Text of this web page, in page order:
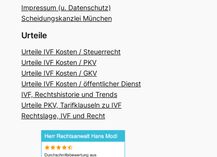
Impressum (u. Datenschutz)
Scheidungskanzlei München
Urteile
Urteile IVF Kosten / Steuerrecht
Urteile IVF Kosten / PKV
Urteile IVF Kosten / GKV
Urteile IVF Kosten / öffentlicher Dienst
IVF, Rechtshistorie und Trends
Urteile PKV, Tarifklauseln zu IVF
Rechtslage, IVF und Recht